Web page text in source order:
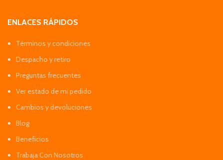
ENLACES RÁPIDOS
Términos y condiciones
Despacho y retiro
Preguntas frecuentes
Ver estado de mi pedido
Cambios y devoluciones
Blog
Beneficios
Trabaja Con Nosotros